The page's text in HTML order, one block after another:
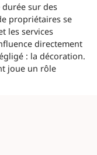
sur des
propriétaires se
les services
directement
: la décoration.
joue un rôle